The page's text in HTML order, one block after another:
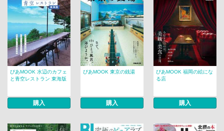
ぴあMOOK 水辺のカフェ
と青空レストラン 東海版
購入
ぴあMOOK 東京の銭湯
購入
ぴあMOOK 福岡の絵にな
る店
購入